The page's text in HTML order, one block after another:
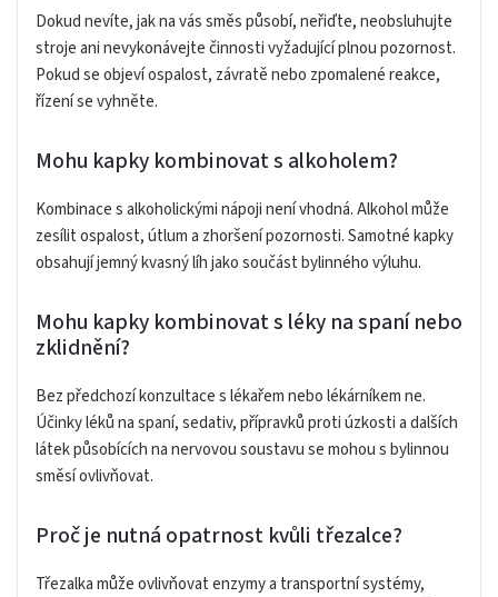
Dokud nevíte, jak na vás směs působí, neřiďte, neobsluhujte
stroje ani nevykonávejte činnosti vyžadující plnou pozornost.
Pokud se objeví ospalost, závratě nebo zpomalené reakce,
řízení se vyhněte.
Mohu kapky kombinovat s alkoholem?
Kombinace s alkoholickými nápoji není vhodná. Alkohol může
zesílit ospalost, útlum a zhoršení pozornosti. Samotné kapky
obsahují jemný kvasný líh jako součást bylinného výluhu.
Mohu kapky kombinovat s léky na spaní nebo
zklidnění?
Bez předchozí konzultace s lékařem nebo lékárníkem ne.
Účinky léků na spaní, sedativ, přípravků proti úzkosti a dalších
látek působících na nervovou soustavu se mohou s bylinnou
směsí ovlivňovat.
Proč je nutná opatrnost kvůli třezalce?
Třezalka může ovlivňovat enzymy a transportní systémy,